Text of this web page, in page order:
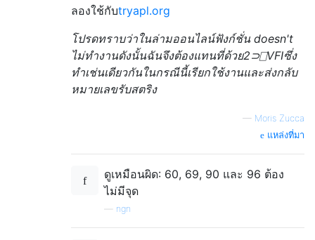
ลองใช้กับtryapl.org
โปรดทราบว่าในล่ามออนไลน์ฟังก์ชั่น doesn't
ไม่ทำงานดังนั้นฉันจึงต้องแทนที่ด้วย2⊃⎕VFIซึ่ง
ทำเช่นเดียวกันในกรณีนี้เรียกใช้งานและส่งกลับ
หมายเลขรับสตริง
— Moris Zucca
แหล่งที่มา
ดูเหมือนผิด: 60, 69, 90 และ 96 ต้อง
ไม่มีจุด
ngn